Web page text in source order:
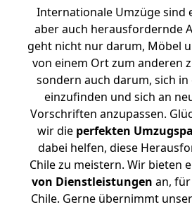
Internationale Umzüge sind
aber auch herausfordernde
geht nicht nur darum, Möbel
von einem Ort zum anderen
sondern auch darum, sich
einzufinden und sich an
Vorschriften anzupassen.
wir die perfekten
dabei helfen, diese
Chile zu meistern. Wir bieten
von Dienstleistungen an,
Chile. Gerne übernimmt